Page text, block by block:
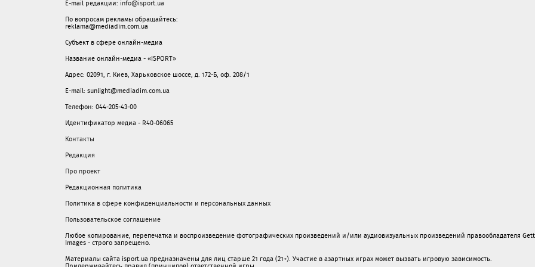
E-mail редакции: info@isport.ua
По вопросам рекламы обращайтесь:
reklama@mediadim.com.ua
Субъект в сфере онлайн-медиа
Название онлайн-медиа - «ISPORT»
Адрес: 02091, г. Киев, Харьковское шоссе, д. 172-Б, оф. 208/1
E-mail: sunlight@mediadim.com.ua
Телефон: 044-205-43-00
Идентификатор медиа - R40-06065
Контакты
Редакция
Про проект
Редакционная политика
Политика в сфере конфиденциальности и персональных данных
Пользовательское соглашение
Любое копирование, перепечатка и воспроизведение фотографических произведений и/или аудиовизуальных произведений правообладателя
Images - строго запрещено.
Материалы сайта isport.ua предназначены для лиц старше 21 года (21+). Участие в азартных играх может вызвать игровую зависимость.